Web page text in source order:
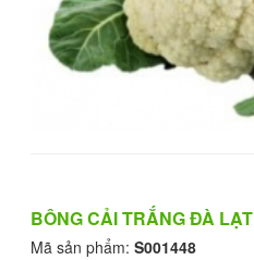
BÔNG CẢI TRẮNG ĐÀ LẠT
Mã sản phẩm: S001448